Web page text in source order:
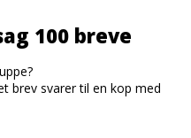
100 breve
brev svarer til en kop med